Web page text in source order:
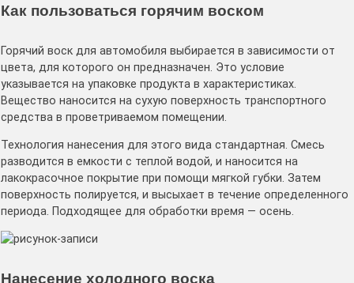
Как пользоваться горячим воском
Горячий воск для автомобиля выбирается в зависимости от
цвета, для которого он предназначен. Это условие
указывается на упаковке продукта в характеристиках.
Вещество наносится на сухую поверхность транспортного
средства в проветриваемом помещении.
Технология нанесения для этого вида стандартная. Смесь
разводится в емкости с теплой водой, и наносится на
лакокрасочное покрытие при помощи мягкой губки. Затем
поверхность полируется, и высыхает в течение определенного
периода. Подходящее для обработки время — осень.
Нанесение холодного воска